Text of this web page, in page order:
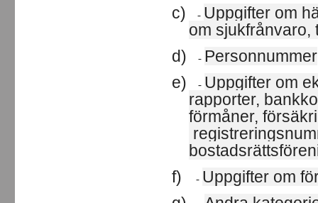
c) - Uppgifter om
om
d) - Personnummer
e) - Uppgifter om
rapporter,
förmåner,
f) - Uppgifter om